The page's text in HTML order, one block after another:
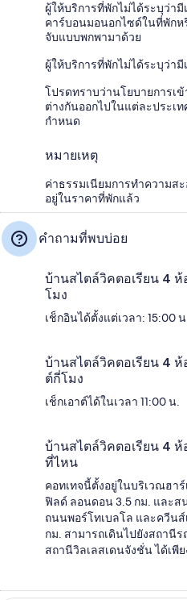
ผู้ให้บริการที่พักไม่ได้ระบุว่ามี
คาร์บอนมอนอกไซด์ในที่พักห
จับแบบพกพามาด้วย
ผู้ให้บริการที่พักไม่ได้ระบุว่า
โปรดทราบว่านโยบายการเ
ต่างกันออกไปในแต่ละประเ
กำหนด
หมายเหตุ
ค่าธรรมเนียมการทำความส
อยู่ในราคาที่พักแล้ว
คำถามที่พบบ่อย
บ้านสไตล์วิคตอเรียน 4
โมง
เช็กอินได้ตั้งแต่เวลา: 15:00
บ้านสไตล์วิคตอเรียน 4 ห้
ต์กี่โมง
เช็กเอาต์ได้ในเวลา 11:00 น.
บ้านสไตล์วิคตอเรียน 4
ที่ไหน
คอทเทจนี้ตั้งอยู่ในบริเวณฮา
ฟิลด์ ลอนดอน 3.5 กม. และส
ถนนพอร์โทเบลโล และควีนส์
กม. สามารถเดินไปยังสถานี
สถานีวิลเลสเดนจังชั่น ได้เพี